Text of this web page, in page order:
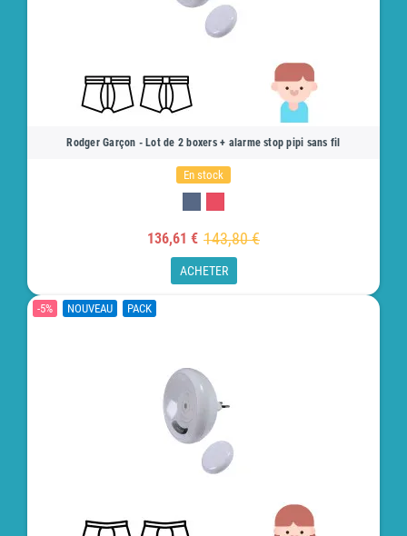
Rodger Garçon - Lot de 2 boxers + alarme stop pipi sans fil
En stock
136,61 € 143,80 €
ACHETER
-5% NOUVEAU PACK